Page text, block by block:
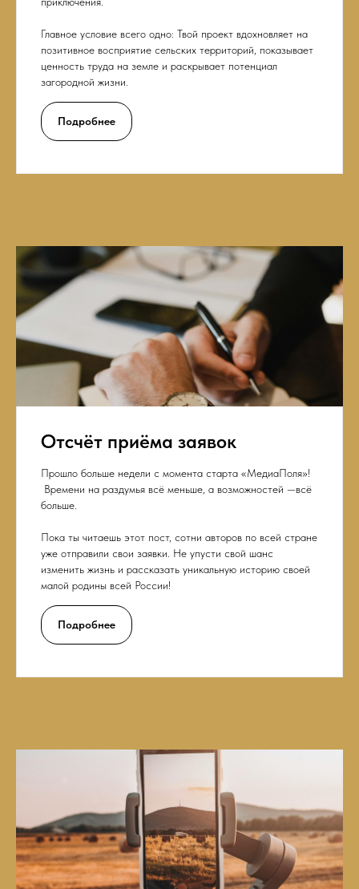
Главное условие всего одно: Твой проект вдохновляет на
позитивное восприятие сельских территорий, показывает
ценность труда на земле и раскрывает потенциал
загородной жизни.
Подробнее
Отсчёт приёма заявок
Прошло больше недели с момента старта «МедиаПоля»!
️ Времени на раздумья всё меньше, а возможностей —всё
больше.
Пока ты читаешь этот пост, сотни авторов по всей стране
уже отправили свои заявки. Не упусти свой шанс
изменить жизнь и рассказать уникальную историю своей
малой родины всей России!
Подробнее